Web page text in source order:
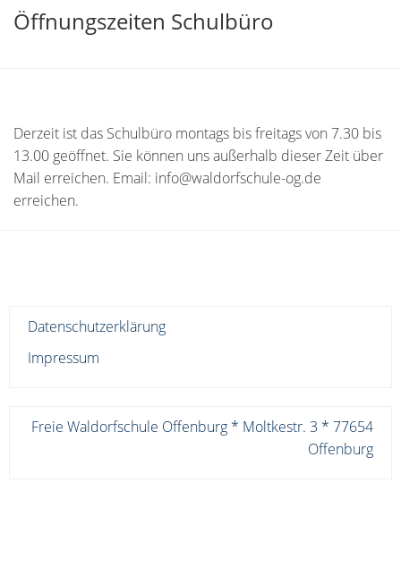
Öffnungszeiten Schulbüro
Derzeit ist das Schulbüro montags bis freitags von 7.30 bis
13.00 geöffnet. Sie können uns außerhalb dieser Zeit über
Mail erreichen. Email: info@waldorfschule-og.de
erreichen.
Datenschutzerklärung
Impressum
Freie Waldorfschule Offenburg * Moltkestr. 3 * 77654
Offenburg